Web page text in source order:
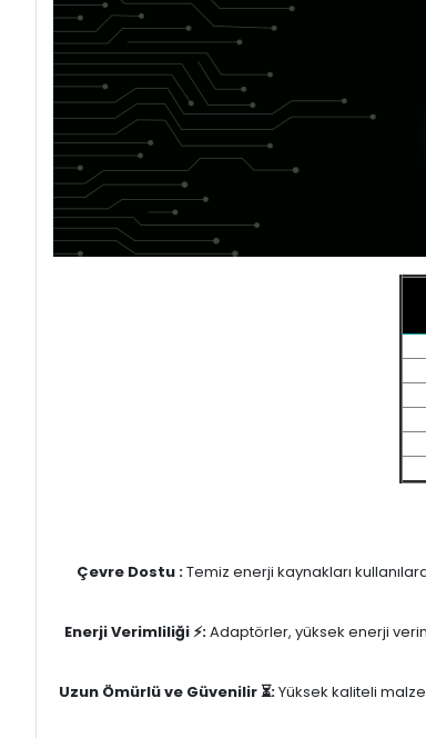
Çevre Dostu :Temiz enerji kaynakları
Enerji Verimliliği ⚡:Adaptörler, yüksek enerji
Uzun Ömürlü ve Güvenilir ⏳:Yüksek kaliteli